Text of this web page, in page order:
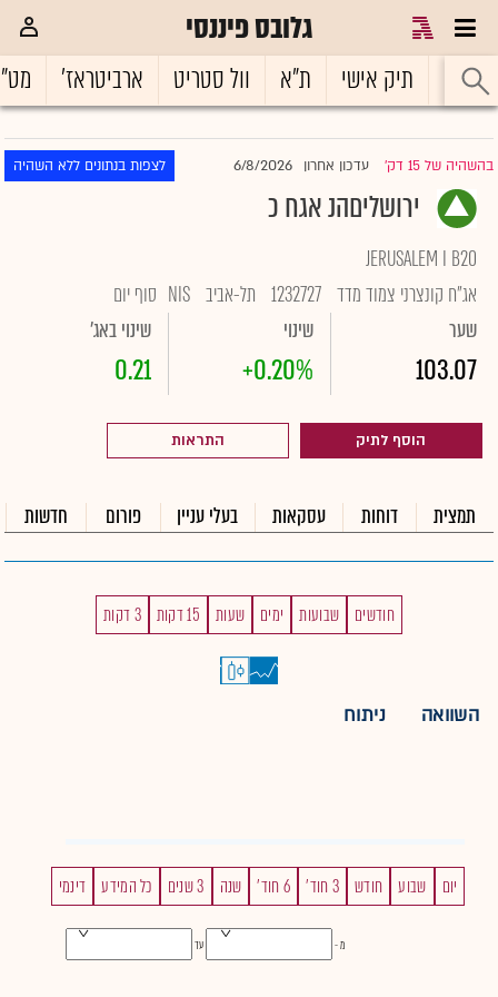
גלובס פיננסי
ראשי תיק אישי ת"א וול סטריט ארביטראז'
בהשהיה של 15 דק' |עדכון אחרון 6/8/2026 לצפות בנתונים ללא השהיה
ירושליםהנ אגח כ
JERUSALEM I B20
אג"ח קונצרני צמוד מדד 1232727 תל-אביב NIS סוף יום
שער
103.07
שינוי
+0.20%
שינוי באג'
0.21
הוסף לתיק התראות
תמצית דוחות עסקאות בעלי עניין פורום חדשות
חודשים שבועות ימים שעות 15 דקות 3 דקות
השוואה ניתוח
יום שבוע חודש 3 חוד' 6 חוד' שנה 3 שנים כל המידע דינמי
מ - עד